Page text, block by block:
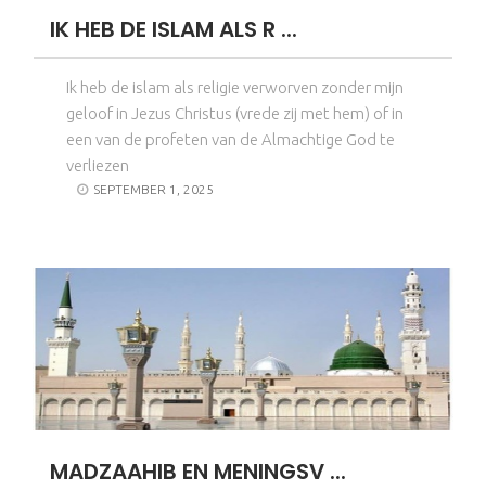
IK HEB DE ISLAM ALS R ...
Ik heb de islam als religie verworven zonder mijn
geloof in Jezus Christus (vrede zij met hem) of in
een van de profeten van de Almachtige God te
verliezen
SEPTEMBER 1, 2025
MADZAAHIB EN MENINGSV ...